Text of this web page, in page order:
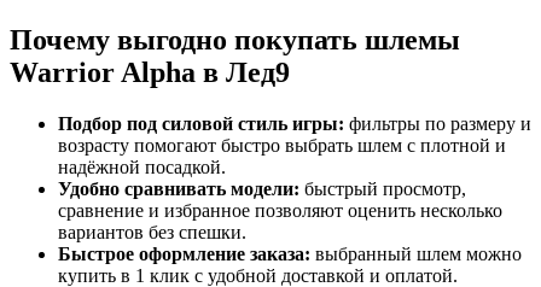
Почему выгодно покупать шлемы
Warrior Alpha в Лед9
Подбор под силовой стиль игры: фильтры по размеру и
возрасту помогают быстро выбрать шлем с плотной и
надёжной посадкой.
Удобно сравнивать модели: быстрый просмотр,
сравнение и избранное позволяют оценить несколько
вариантов без спешки.
Быстрое оформление заказа: выбранный шлем можно
купить в 1 клик с удобной доставкой и оплатой.